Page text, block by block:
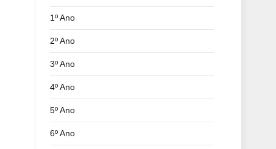
1º Ano
2º Ano
3º Ano
4º Ano
5º Ano
6º Ano